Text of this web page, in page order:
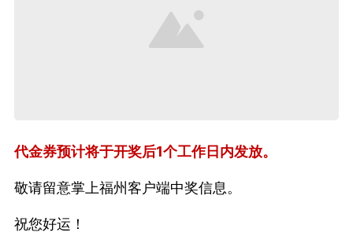
代金券预计将于开奖后1个工作日内发放。
敬请留意掌上福州客户端中奖信息。
祝您好运！